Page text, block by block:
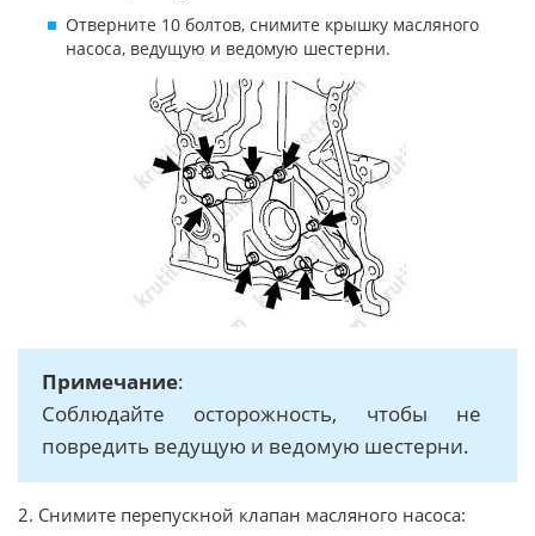
Отверните 10 болтов, снимите крышку масляного
насоса, ведущую и ведомую шестерни.
Примечание:
Соблюдайте осторожность, чтобы не
повредить ведущую и ведомую шестерни.
2. Снимите перепускной клапан масляного насоса: